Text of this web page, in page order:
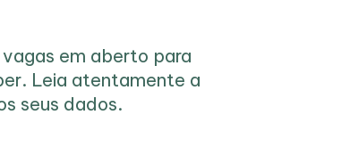
em aberto para
Leia atentamente a
seus dados.